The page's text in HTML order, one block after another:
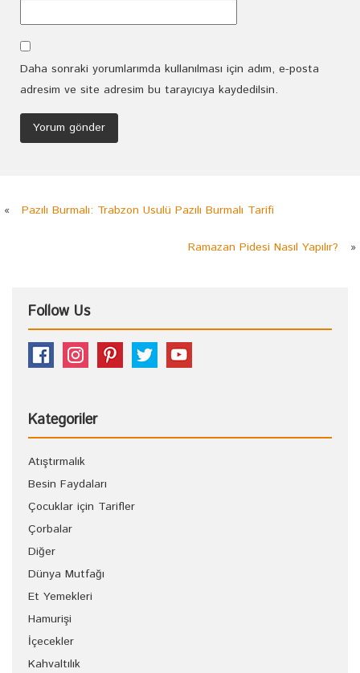
Daha sonraki yorumlarımda kullanılması için adım, e-posta
adresim ve site adresim bu tarayıcıya kaydedilsin.
« Pazılı Burmalı: Trabzon Usulü Pazılı Burmalı Tarifi
Ramazan Pidesi Nasıl Yapılır? »
Follow Us
Kategoriler
Atıştırmalık
Besin Faydaları
Çocuklar için Tarifler
Çorbalar
Diğer
Dünya Mutfağı
Et Yemekleri
Hamurişi
İçecekler
Kahvaltılık